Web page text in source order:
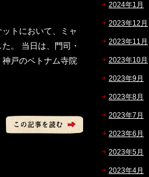
トにおいて、ミャ
。 当日は、門司・
戸のベトナム寺院
2024年1月
2023年12月
2023年11月
2023年10月
2023年9月
2023年8月
2023年7月
2023年6月
2023年5月
2023年4月